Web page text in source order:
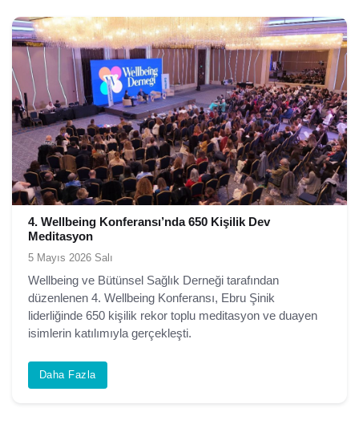
4. Wellbeing Konferansı’nda 650 Kişilik Dev
Meditasyon
5 Mayıs 2026 Salı
Wellbeing ve Bütünsel Sağlık Derneği tarafından
düzenlenen 4. Wellbeing Konferansı, Ebru Şinik
liderliğinde 650 kişilik rekor toplu meditasyon ve duayen
isimlerin katılımıyla gerçekleşti.
Daha Fazla